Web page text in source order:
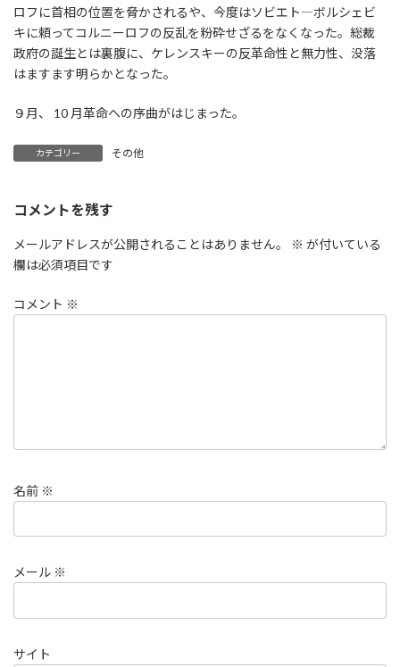
ロフに首相の位置を脅かされるや、今度はソビエト―ボルシェビ
キに頼ってコルニーロフの反乱を粉砕せざるをなくなった。総裁
政府の誕生とは裏腹に、ケレンスキーの反革命性と無力性、没落
はますます明らかとなった。
９月、 10 月革命への序曲がはじまった。
カテゴリー その他
コメントを残す
メールアドレスが公開されることはありません。 ※ が付いている
欄は必須項目です
コメント ※
名前 ※
メール ※
サイト